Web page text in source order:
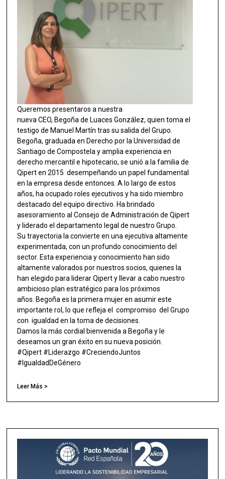
Queremos presentaros a nuestra
nueva CEO, Begoña de Luaces González, quien toma el
testigo de Manuel Martín tras su salida del Grupo.
Begoña, graduada en Derecho por la Universidad de
Santiago de Compostela y amplia experiencia en
derecho mercantil e hipotecario, se unió a la familia de
Qipert en 2015 desempeñando un papel fundamental
en la empresa desde entonces. A lo largo de estos
años, ha ocupado roles ejecutivos y ha sido miembro
destacado del equipo directivo. Ha brindado
asesoramiento al Consejo de Administración de Qipert
y liderado el departamento legal de nuestro Grupo.
Su trayectoria la convierte en una ejecutiva altamente
experimentada, con un profundo conocimiento del
sector. Esta experiencia y conocimiento han sido
altamente valorados por nuestros socios, quienes la
han elegido para liderar Qipert y llevar a cabo nuestro
ambicioso plan estratégico para los próximos
años. Begoña es la primera mujer en asumir este
importante rol, lo que refleja el compromiso del Grupo
con igualdad en la toma de decisiones.
Damos la más cordial bienvenida a Begoña y le
deseamos un gran éxito en su nueva posición.
#Qipert #Liderazgo #CreciendoJuntos
#IgualdadDeGénero
Leer Más >